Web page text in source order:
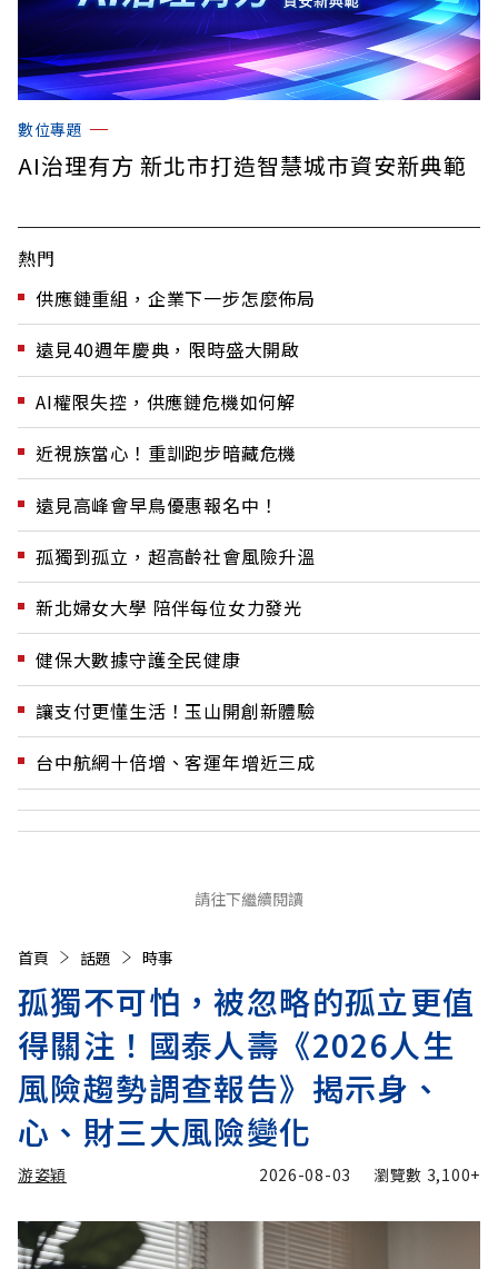
數位專題
AI治理有方 新北市打造智慧城市資安新典範
熱門
供應鏈重組，企業下一步怎麼佈局
遠見40週年慶典，限時盛大開啟
AI權限失控，供應鏈危機如何解
近視族當心！重訓跑步暗藏危機
遠見高峰會早鳥優惠報名中！
孤獨到孤立，超高齡社會風險升溫
新北婦女大學 陪伴每位女力發光
健保大數據守護全民健康
讓支付更懂生活！玉山開創新體驗
台中航網十倍增、客運年增近三成
請往下繼續閱讀
首頁 話題 時事
孤獨不可怕，被忽略的孤立更值
得關注！國泰人壽《2026人生
風險趨勢調查報告》揭示身、
心、財三大風險變化
游姿穎 2026-08-03 瀏覽數 3,100+